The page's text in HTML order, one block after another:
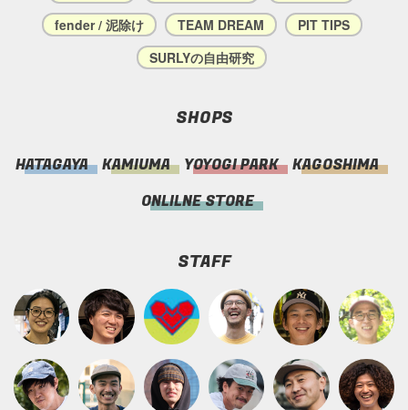
fender / 泥除け
TEAM DREAM
PIT TIPS
SURLYの自由研究
SHOPS
HATAGAYA KAMIUMA YOYOGI PARK
KAGOSHIMA
ONLILNE STORE
STAFF